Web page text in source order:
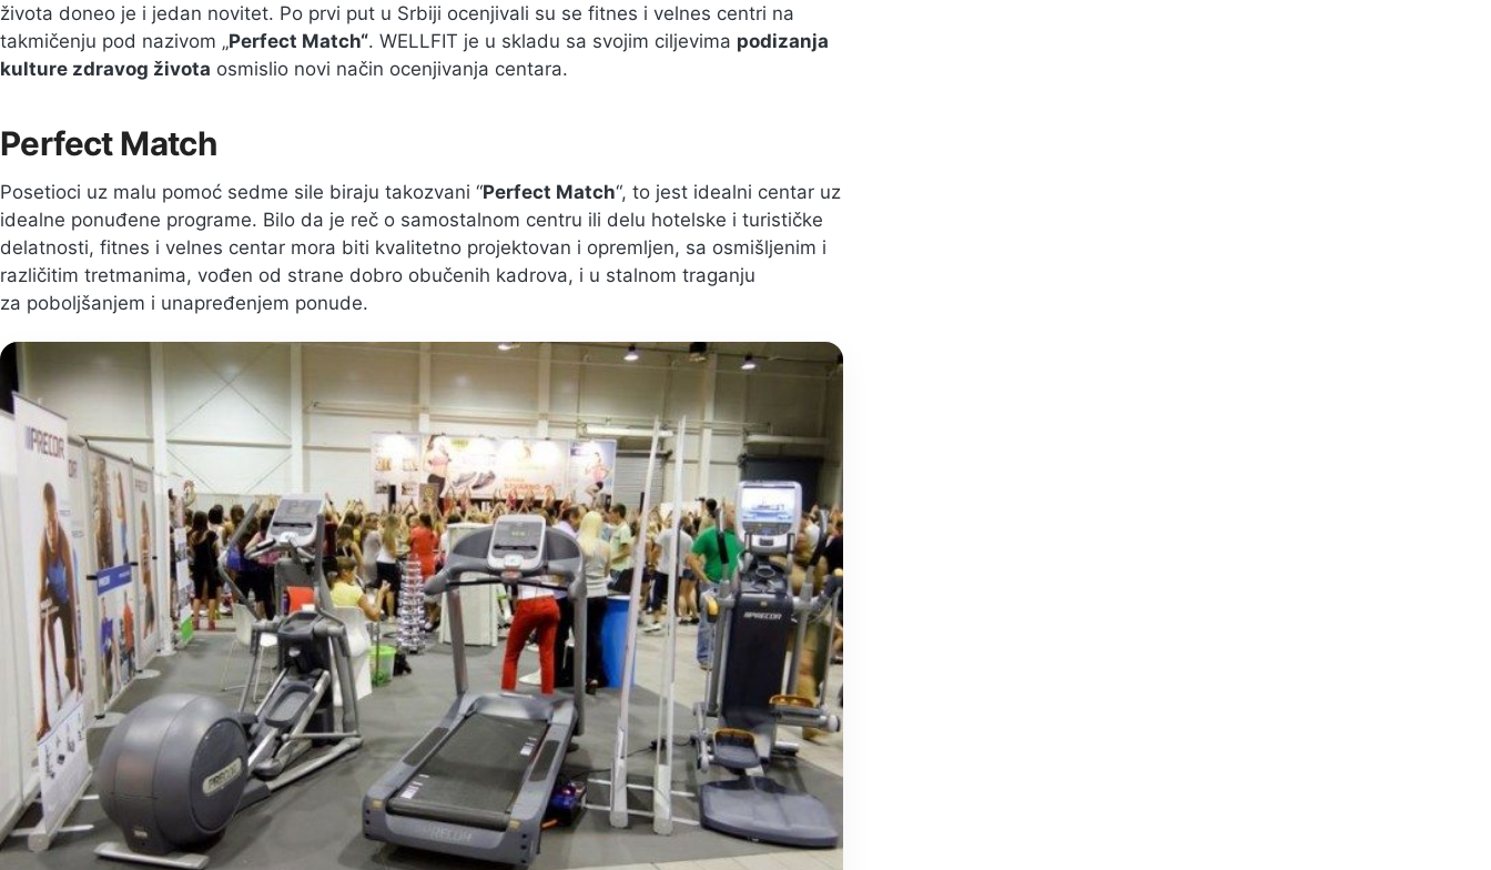
života doneo je i jedan novitet. Po prvi put u Srbiji ocenjivali su se fitnes i velnes centri na
takmičenju pod nazivom „Perfect Match“. WELLFIT je u skladu sa svojim ciljevima podizanja
kulture zdravog života osmislio novi način ocenjivanja centara.
Perfect Match
Posetioci uz malu pomoć sedme sile biraju takozvani “Perfect Match“, to jest idealni centar uz
idealne ponuđene programe. Bilo da je reč o samostalnom centru ili delu hotelske i turističke
delatnosti, fitnes i velnes centar mora biti kvalitetno projektovan i opremljen, sa osmišljenim i
različitim tretmanima, vođen od strane dobro obučenih kadrova, i u stalnom traganju
za poboljšanjem i unapređenjem ponude.